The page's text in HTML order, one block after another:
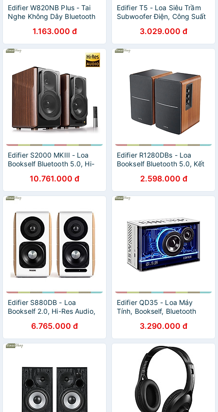
Edifier W820NB Plus - Tai
Nghe Không Dây Bluetooth
Màng Loa 40mm, Kết Nối
Type-C, Hỗ Trợ Sạc Nhanh-
Hàng chính hãng
1.163.000 đ
Edifier T5 - Loa Siêu Trầm
Subwoofer Điện, Công Suất
3.029.000 đ
Edifier S2000 MKIII - Loa
Bookself Bluetooth 5.0, Hi-
130W - Hàng chính hãng
10.761.000 đ
Edifier R1280DBs - Loa
Bookself Bluetooth 5.0, Kết
In/Coaxial/Optical/Sub Out,
Công Suất 42W, Điều Khiển
Từ Xa - Hàng chính hãng
2.598.000 đ
Edifier S880DB - Loa
Bookself 2.0, Hi-Res Audio,
5.0/AUX/Coaxial/Optical,
Công Suất 88W, Điều Khiển
Từ Xa - Hàng chính hãng
6.765.000 đ
Edifier QD35 - Loa Máy
Tính, Bookself, Bluetooth
Audio Wireless, Hiệu Ứng
Ánh Sáng, Công Suất 40W -
Hàng chính hãng
3.290.000 đ